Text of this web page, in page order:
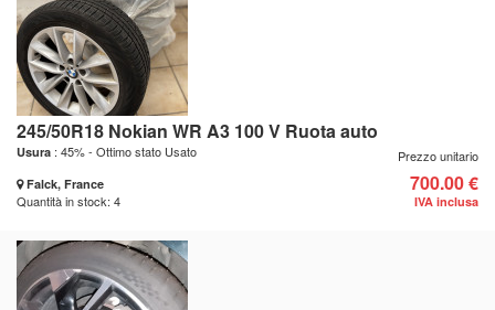
245/50R18 Nokian WR A3 100 V Ruota auto
Usura : 45% - Ottimo stato Usato
Falck, France
Quantità in stock: 4
Prezzo unitario
700.00 €
IVA inclusa